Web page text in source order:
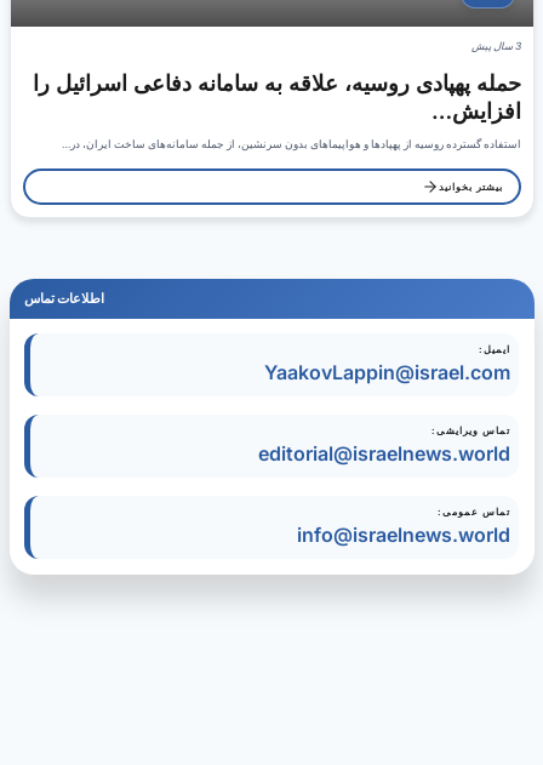
3 سال پیش
حمله پهپادی روسیه، علاقه به سامانه دفاعی اسرائیل را
افزایش…
استفاده گسترده روسیه از پهپادها و هواپیماهای بدون سرنشین، از جمله سامانه‌های ساخت ایران، در…
بیشتر بخوانید
اطلاعات تماس
ایمیل:
YaakovLappin@israel.com
تماس ویرایشی:
editorial@israelnews.world
تماس عمومی:
info@israelnews.world